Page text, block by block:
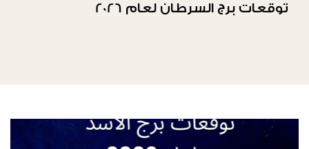
توقعات برج السرطان لعام 2026